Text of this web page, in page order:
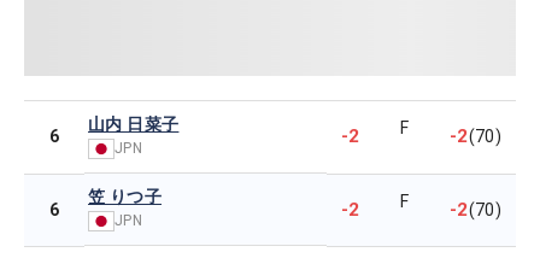
6
山内 日菜子
JPN
-2 F -2(70)
6
笠 りつ子
JPN -2 F -2(70)